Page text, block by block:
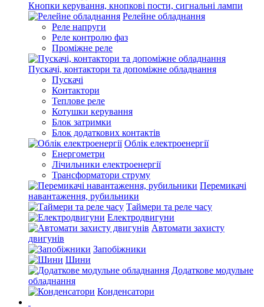
Кнопки керування, кнопкові пости, сигнальні лампи
Релейне обладнання
Реле напруги
Реле контролю фаз
Проміжне реле
Пускачі, контактори та допоміжне обладнання
Пускачі
Контактори
Теплове реле
Котушки керування
Блок затримки
Блок додаткових контактів
Облік електроенергії
Енергометри
Лічильники електроенергії
Трансформатори струму
Перемикачі
навантаження, рубильники
Таймери та реле часу
Електродвигуни
Автомати захисту
двигунів
Запобіжники
Шини
Додаткове модульне
обладнання
Конденсатори